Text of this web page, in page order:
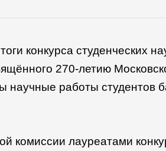
конкурса студенческих
270-летию
научные работы студентов
комиссии лауреатами